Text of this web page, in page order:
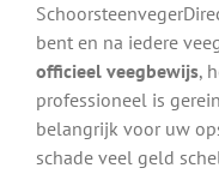
bent en na iedere
officieel veegbewijs,
professioneel is
belangrijk voor uw
schade veel geld